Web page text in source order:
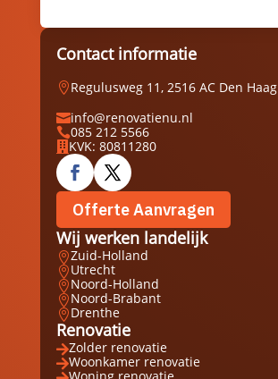
Contact informatie
Regulusweg 11, 2516 AC Den Haag
info@renovatienu.nl
085 212 5566
 KVK: 80811280
Offerte Aanvragen
Wij werken landelijk
Zuid-Holland
Utrecht
Noord-Holland
Noord-Brabant
Drenthe
Renovatie
Zolder renovatie
Woonkamer renovatie